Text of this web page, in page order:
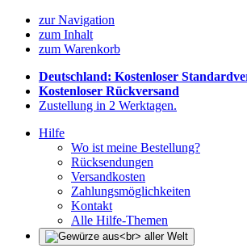
zur Navigation
zum Inhalt
zum Warenkorb
Deutschland: Kostenloser
Kostenloser Rückversand
Zustellung in 2 Werktagen.
Hilfe
Wo ist meine Bestellung?
Rücksendungen
Versandkosten
Zahlungsmöglichkeiten
Kontakt
Alle Hilfe-Themen